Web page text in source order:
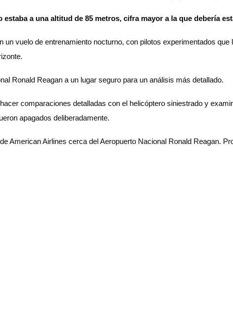
a una altitud de 85 metros, cifra mayor a la que debería
vuelo de entrenamiento nocturno, con pilotos experimentados
Ronald Reagan a un lugar seguro para un análisis más detallado.
comparaciones detalladas con el helicóptero siniestrado y
apagados deliberadamente.
American Airlines cerca del Aeropuerto Nacional Ronald